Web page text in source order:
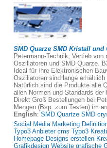
SMD Quarze SMD Kristall und
Petermann-Technik, Vertieb
Oszillatoren und SMD Quarze.
Ideal für Ihre Elektronischen
Oszillatoren sind lange erhältlich
Natürlich sind die Produkte alle
allen Normen und Standards der
Direkt Groß Bestellungen bei
Mengen (Bsp. zum Testen) im
English: SMD Quartze SMD
Social Media Marketing
Typo3 Anbieter cms Typo3
Homepage Designs erstellen
Grafikdesign Website grafische